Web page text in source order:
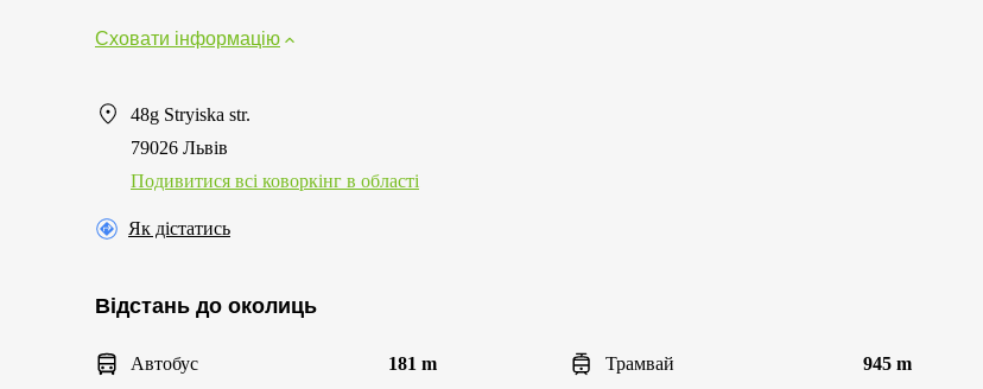
Сховати інформацію
48g Stryiska str.
79026 Львів
Подивитися всі коворкінг в області
Як дістатись
Відстань до околиць
Автобус 181 m Трамвай 945 m